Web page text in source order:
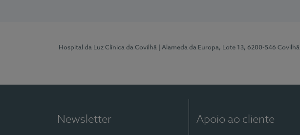
Hospital da Luz Clínica da Covilhã | Alameda da Europa, Lote 13, 6200-546 Covilhã
Newsletter Apoio ao cliente